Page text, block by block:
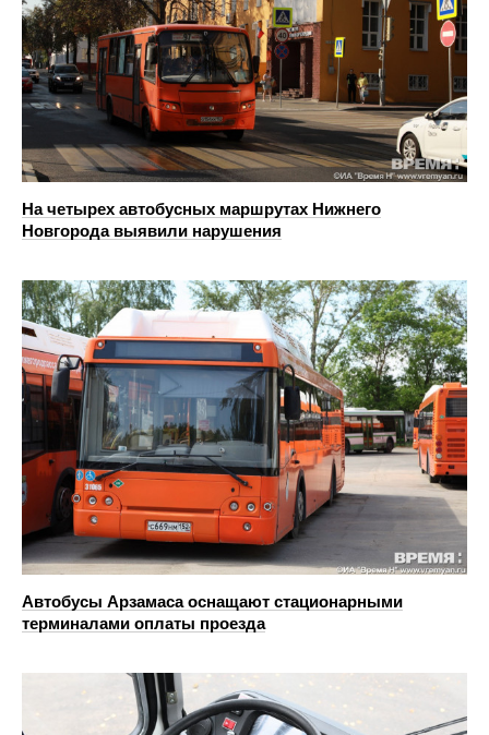
На четырех автобусных маршрутах Нижнего
Новгорода выявили нарушения
Автобусы Арзамаса оснащают стационарными
терминалами оплаты проезда